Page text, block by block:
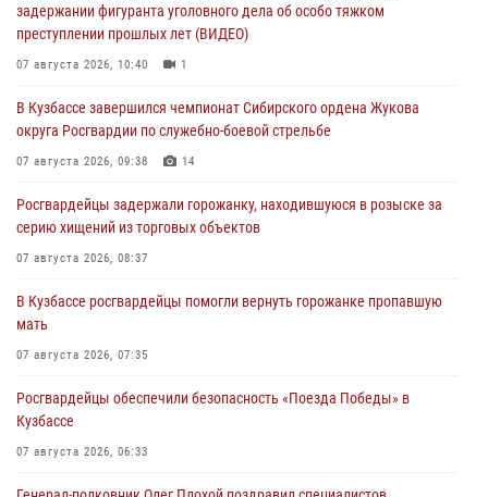
задержании фигуранта уголовного дела об особо тяжком
преступлении прошлых лет (ВИДЕО)
07 августа 2026, 10:40 1
В Кузбассе завершился чемпионат Сибирского ордена Жукова
округа Росгвардии по служебно-боевой стрельбе
07 августа 2026, 09:38 14
Росгвардейцы задержали горожанку, находившуюся в розыске за
серию хищений из торговых объектов
07 августа 2026, 08:37
В Кузбассе росгвардейцы помогли вернуть горожанке пропавшую
мать
07 августа 2026, 07:35
Росгвардейцы обеспечили безопасность «Поезда Победы» в
Кузбассе
07 августа 2026, 06:33